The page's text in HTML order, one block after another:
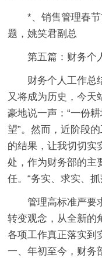
*、销售管理春
题，姚笑君副总
第五篇：财务个
财务个人工作总
又将成为历史，今天
豪地说一声：“一份
望”。然而，近阶段
的结果，让我切切实
处，作为财务部的主
任。“务实、求实、
管理高标准严要
转变观念，从全新的
各项工作真正落实到
一、年初至今，财务